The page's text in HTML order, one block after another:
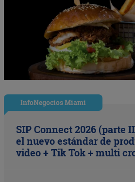
InfoNegocios Miami
SIP Connect 2026 (parte
el nuevo estándar de
video + Tik Tok + multi